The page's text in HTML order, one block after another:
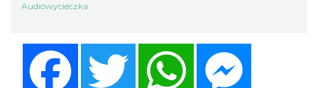
Audiowycieczka
Twitter WhatsApp